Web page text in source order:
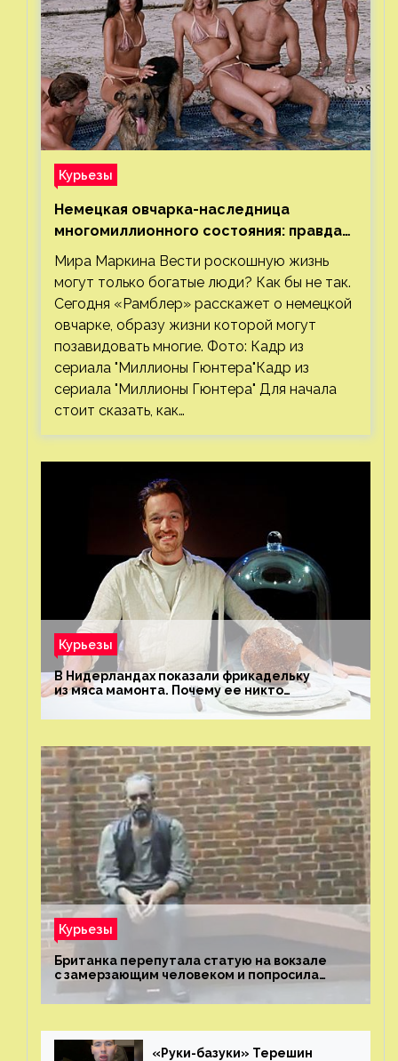
Курьезы
Немецкая овчарка-наследница
многомиллионного состояния: правда
или миф
Мира Маркина Вести роскошную жизнь
могут только богатые люди? Как бы не так.
Сегодня «Рамблер» расскажет о немецкой
овчарке, образу жизни которой могут
позавидовать многие. Фото: Кадр из
сериала "Миллионы Гюнтера"Кадр из
сериала "Миллионы Гюнтера" Для начала
стоит сказать, как…
Курьезы
В Нидерландах показали фрикадельку
из мяса мамонта. Почему ее никто
Курьезы
Британка перепутала статую на вокзале
с замерзающим человеком и попросила
о помощи
«Руки-базуки» Терешин